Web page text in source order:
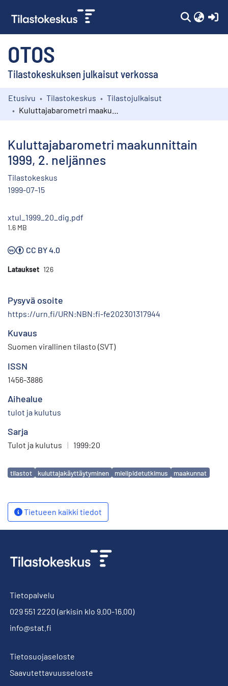
OTOS
Tilastokeskuksen julkaisut verkossa
Kokoelmat
Etusivu Tilastokeskus
Tilastojulkaisut
Kuluttajabarometri maakunnittain
1999, 2. neljännes
Tilastokeskus
1999-07-15
xtul_1999_20_dig.pdf
1.6 MB
CC BY 4.0
Lataukset 126
Pysyvä osoite
https://urn.fi/URN:NBN:fi-fe202301317944
Kuvaus
Suomen virallinen tilasto (SVT)
ISSN
1456-3886
Aihealue
tulot ja kulutus
Sarja
Tulot ja kulutus | 1999:20
Avainsanat
tilastot kuluttajakäyttäytyminen mielipidetutkimus maakunnat
Tietueen kaikki tiedot
Tietopalvelu
029 551 2220 (arkisin klo 9.00-16.00)
info@stat.fi
Tietosuojaseloste
Saavutettavuusseloste